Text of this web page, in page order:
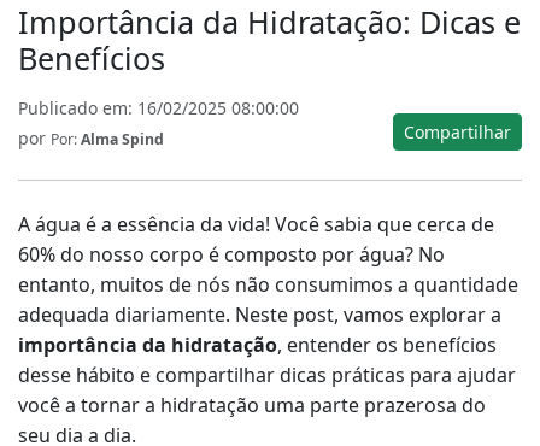
Importância da Hidratação: Dicas e
Benefícios
Publicado em: 16/02/2025 08:00:00
por Por:Alma Spind Compartilhar
A água é a essência da vida! Você sabia que cerca de
60% do nosso corpo é composto por água? No
entanto, muitos de nós não consumimos a quantidade
adequada diariamente. Neste post, vamos explorar a
importância da hidratação, entender os benefícios
desse hábito e compartilhar dicas práticas para ajudar
você a tornar a hidratação uma parte prazerosa do
seu dia a dia.